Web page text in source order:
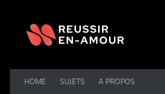
HOME SUJETS A PROPOS